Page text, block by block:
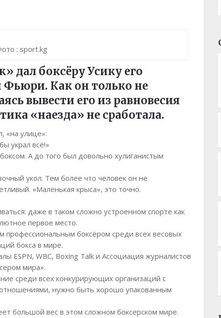
: sport.kg
дал боксёру Усику его
Фьюри. Как он только не
вывести его из равновесия
«наезда» не сработала.
«на улице»:
украл всё!»
А до того был довольно хулиганистым
укол. Тем более что человек он не
«Маленькая крыса», это точно.
даже в таком сложно устроенном спорте как
первое место.
боксёром среди всех весовых
бокса в мире.
ESPN, WBC, Boxing Talk и Ассоциация журналистов
мира».
среди всех конкурирующих организаций с
нужно быть хорошо упакованным
большой вес в этом сложном боксерском мире.